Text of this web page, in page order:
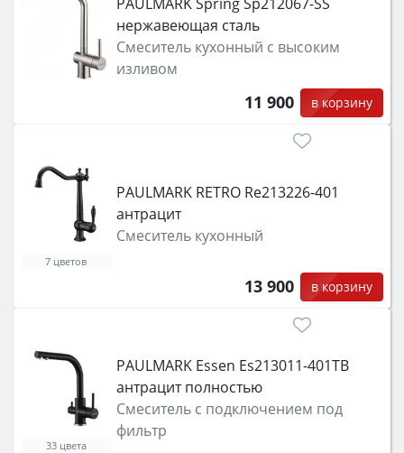
нержавеющая сталь
Смеситель кухонный с высоким
изливом
11 900 в корзину
PAULMARK RETRO Re213226-401
антрацит
Смеситель кухонный
13 900 в корзину
7 цветов
PAULMARK Essen Es213011-401TB
антрацит полностью
Смеситель с подключением под
фильтр
33 цвета